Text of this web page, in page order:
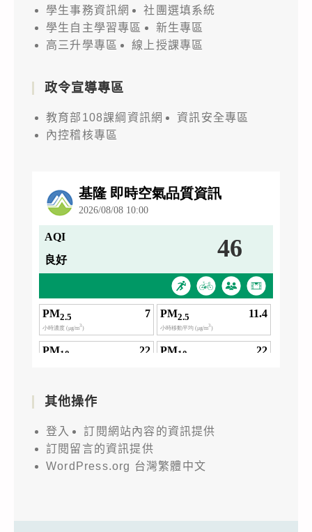
學生事務資訊網
社團選填系統
學生自主學習專區
新生專區
高三升學專區
線上授課專區
政令宣導專區
教育部108課綱資訊網
資訊安全專區
內控稽核專區
其他操作
登入
訂閱網站內容的資訊提供
訂閱留言的資訊提供
WordPress.org 台灣繁體中文